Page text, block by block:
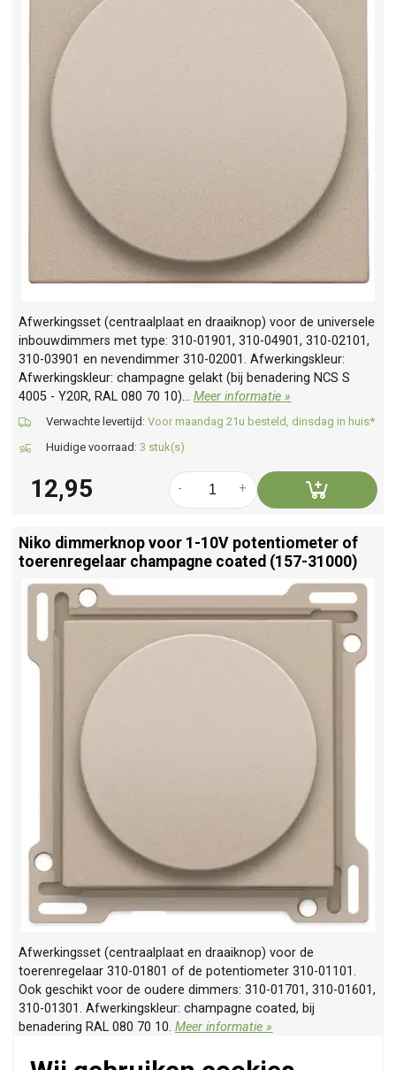
Afwerkingsset (centraalplaat en draaiknop) voor de universele
inbouwdimmers met type: 310-01901, 310-04901, 310-02101,
310-03901 en nevendimmer 310-02001. Afwerkingskleur:
Afwerkingskleur: champagne gelakt (bij benadering NCS S
4005 - Y20R, RAL 080 70 10)...Meer informatie »
Verwachte levertijd: Voor maandag 21u besteld, dinsdag in huis*
Huidige voorraad: 3 stuk(s)
12,95 +
-
Niko dimmerknop voor 1-10V potentiometer of
toerenregelaar champagne coated (157-31000)
Afwerkingsset (centraalplaat en draaiknop) voor de
toerenregelaar 310-01801 of de potentiometer 310-01101.
Ook geschikt voor de oudere dimmers: 310-01701, 310-01601,
310-01301. Afwerkingskleur: champagne coated, bij
benadering RAL 080 70 10.Meer informatie »